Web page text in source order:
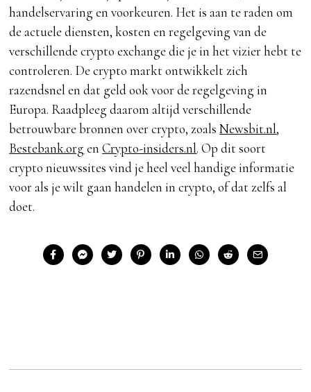
handelservaring en voorkeuren. Het is aan te raden om
de actuele diensten, kosten en regelgeving van de
verschillende crypto exchange die je in het vizier hebt te
controleren. De crypto markt ontwikkelt zich
razendsnel en dat geld ook voor de regelgeving in
Europa. Raadpleeg daarom altijd verschillende
betrouwbare bronnen over crypto, zoalsNewsbit.nl,
Bestebank.org enCrypto-insiders.nl. Op dit soort
crypto nieuwssites vind je heel veel handige informatie
voor als je wilt gaan handelen in crypto, of dat zelfs al
doet.